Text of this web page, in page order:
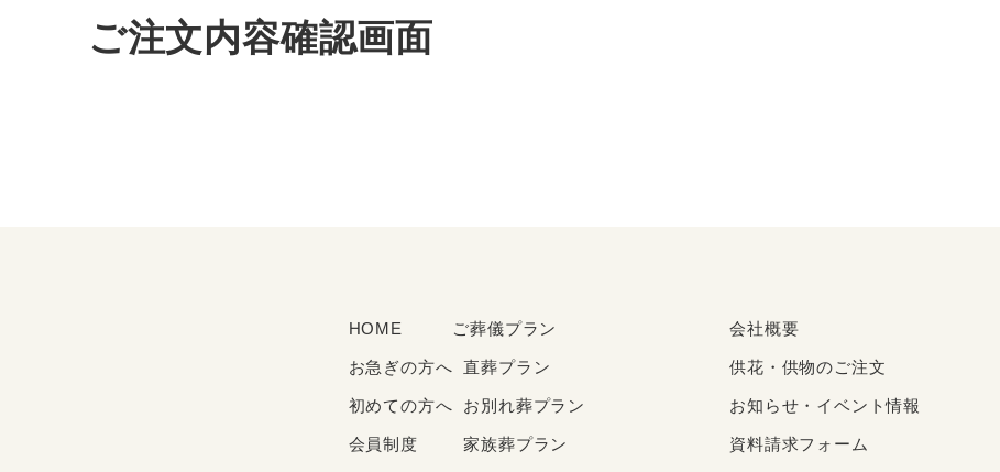
ご注文内容確認画面
HOME
お急ぎの方へ
初めての方へ
会員制度
ご葬儀プラン
直葬プラン
お別れ葬プラン
家族葬プラン
会社概要
供花・供物のご注文
お知らせ・イベント情報
資料請求フォーム